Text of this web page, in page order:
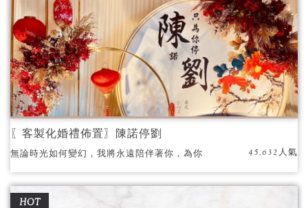
〖客製化婚禮佈置〗陳諾停劉
無論時光如何變幻，我將永遠陪伴著你，為你
45,632人氣
HOT